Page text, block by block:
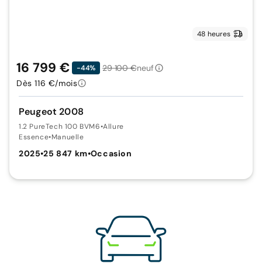
48 heures
Peugeot 2008
1.2 PureTech 100 BVM6•Allure
Essence•Manuelle
2025•25 847 km•Occasion
16 799 € -44% 29 100 €neuf
Dès 116 €/mois